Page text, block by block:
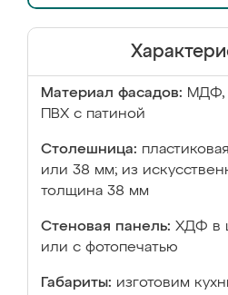
Материал фасадов: МДФ,
ПВХ с патиной
Столешница:
или 38 мм; из
толщина 38 мм
Стеновая панель: ХДФ в
или с фотопечатью
Габариты: изготовим